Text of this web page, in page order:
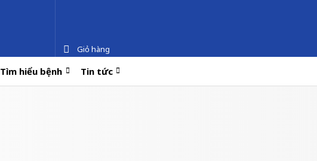
Giỏ hàng
Tìm hiểu bệnh Tin tức